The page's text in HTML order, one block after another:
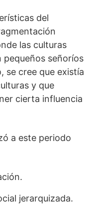
del
las culturas
pequeños señoríos
se cree que existía
y que
cierta influencia
a este periodo
jerarquizada.